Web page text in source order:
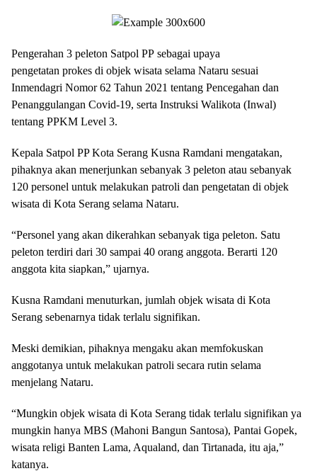
Pengerahan 3 peleton Satpol PP sebagai upaya
pengetatan prokes di objek wisata selama Nataru sesuai
Inmendagri Nomor 62 Tahun 2021 tentang Pencegahan dan
Penanggulangan Covid-19, serta Instruksi Walikota (Inwal)
tentang PPKM Level 3.
Kepala Satpol PP Kota Serang Kusna Ramdani mengatakan,
pihaknya akan menerjunkan sebanyak 3 peleton atau sebanyak
120 personel untuk melakukan patroli dan pengetatan di objek
wisata di Kota Serang selama Nataru.
“Personel yang akan dikerahkan sebanyak tiga peleton. Satu
peleton terdiri dari 30 sampai 40 orang anggota. Berarti 120
anggota kita siapkan,” ujarnya.
Kusna Ramdani menuturkan, jumlah objek wisata di Kota
Serang sebenarnya tidak terlalu signifikan.
Meski demikian, pihaknya mengaku akan memfokuskan
anggotanya untuk melakukan patroli secara rutin selama
menjelang Nataru.
“Mungkin objek wisata di Kota Serang tidak terlalu signifikan ya
mungkin hanya MBS (Mahoni Bangun Santosa), Pantai Gopek,
wisata religi Banten Lama, Aqualand, dan Tirtanada, itu aja,”
katanya.